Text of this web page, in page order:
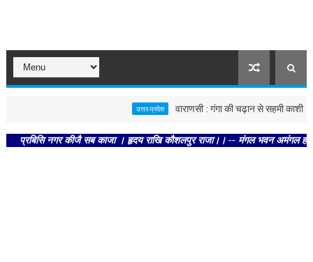
उत्तर-प्रदेश वाराणसी : गंगा की चढ़ान से सहमी काशी : छूने
नगर कीजै सब काजा । हृदय राखि कौशलपुर राजा।। -- मंगल भवन अमंगल हारी।